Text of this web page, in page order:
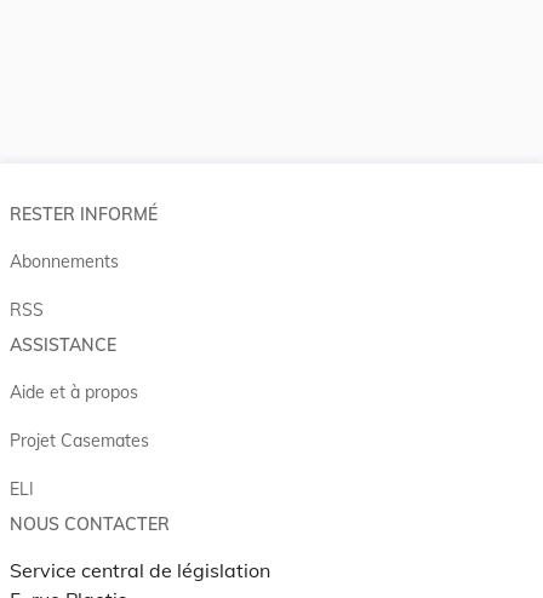
RESTER INFORMÉ
Abonnements
RSS
ASSISTANCE
Aide et à propos
Projet Casemates
ELI
NOUS CONTACTER
Service central de législation